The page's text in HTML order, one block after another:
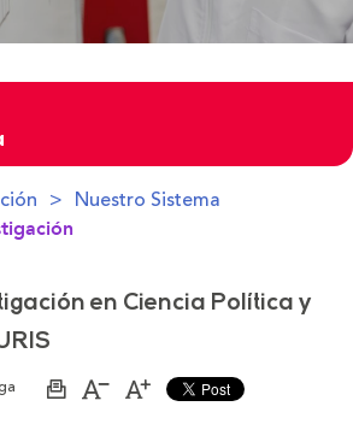
Nuestro Sistema
en Ciencia Política y
ImprimirAumentarDisminuir